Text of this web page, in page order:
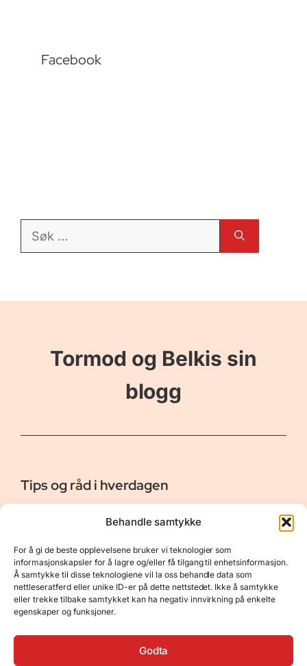
Behandle samtykke
For å gi de beste opplevelsene bruker vi teknologier som
informasjonskapsler for å lagre og/eller få tilgang til enhetsinformasjon.
Å samtykke til disse teknologiene vil la oss behandle data som
nettleseratferd eller unike ID-er på dette nettstedet. Ikke å samtykke
eller trekke tilbake samtykket kan ha negativ innvirkning på enkelte
egenskaper og funksjoner.
Godta
Facebook
Søk
Tormod og Belkis sin
blogg
Tips og råd i hverdagen
Er vår bloggside hvor vi ønsker å dele våre opplevelser og
gi deg råd og tips innen reiser, hotell - og restauranter,
naturopplevelser, personlig pleie, data, film og bøker m.m.
Nyttige Linker
Om oss
Kontakt
Resurser
Personvernerklæring
Opphavsrett